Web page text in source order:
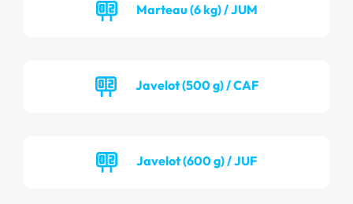
Marteau (6 kg) / JUM
Javelot (500 g) / CAF
Javelot (600 g) / JUF